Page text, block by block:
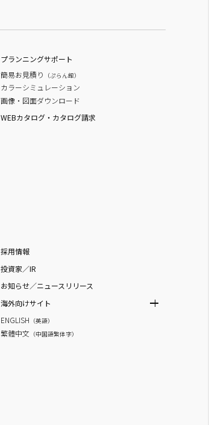
プランニングサポート
簡易お見積り
（ぷらん館）
カラーシミュレーション
画像・図面ダウンロード
WEBカタログ・カタログ請求
採用情報
投資家／IR
お知らせ／ニュースリリース
海外向けサイト
ENGLISH （英語）
繁體中文 （中国語繁体字）